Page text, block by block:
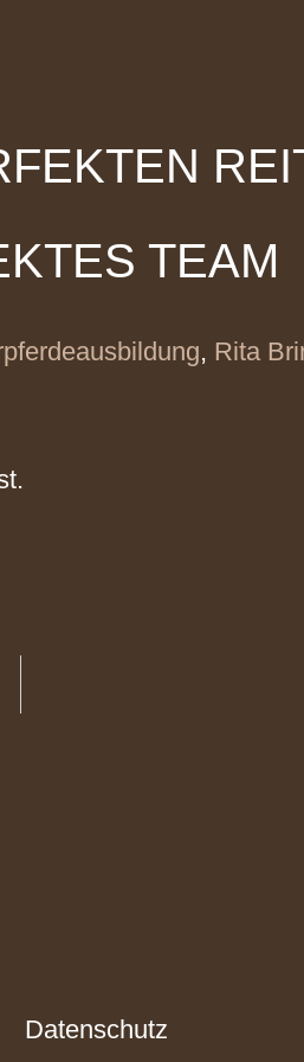
TEAM
, Rita
Datenschutz